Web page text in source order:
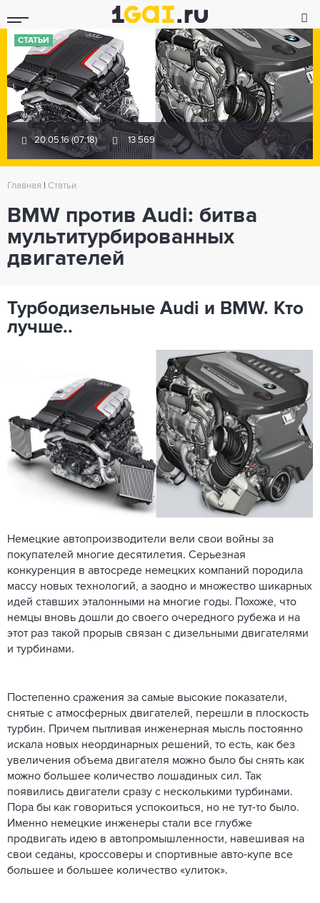
СТАТЬИ
20.05.16 (07:18) 13 569
Главная Статьи
BMW против Audi: битва
мультитурбированных
двигателей
Турбодизельные Audi и BMW. Кто
лучше..
Немецкие автопроизводители вели свои войны за
покупателей многие десятилетия. Серьезная
конкуренция в автосреде немецких компаний породила
массу новых технологий, а заодно и множество шикарных
идей ставших эталонными на многие годы. Похоже, что
немцы вновь дошли до своего очередного рубежа и на
этот раз такой прорыв связан с дизельными двигателями
и турбинами.
Постепенно сражения за самые высокие показатели,
снятые с атмосферных двигателей, перешли в плоскость
турбин. Причем пытливая инженерная мысль постоянно
искала новых неординарных решений, то есть, как без
увеличения объема двигателя можно было бы снять как
можно большее количество лошадиных сил. Так
появились двигатели сразу с несколькими турбинами.
Пора бы как говориться успокоиться, но не тут-то было.
Именно немецкие инженеры стали все глубже
продвигать идею в автопромышленности, навешивая на
свои седаны, кроссоверы и спортивные авто-купе все
большее и большее количество «улиток».